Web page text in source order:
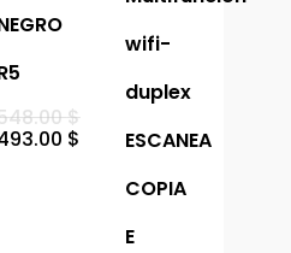
$
$
wifi-
duplex
ESCANEA
COPIA
E